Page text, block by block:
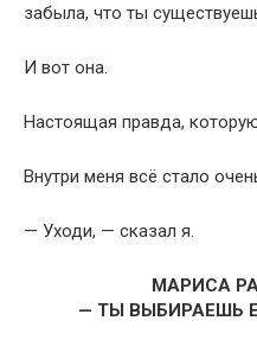
забыла, что ты
И вот она.
Настоящая правда,
Внутри меня всё стало
— Уходи, — сказал я.
МАРИСА
— ТЫ ВЫБИРАЕШЬ